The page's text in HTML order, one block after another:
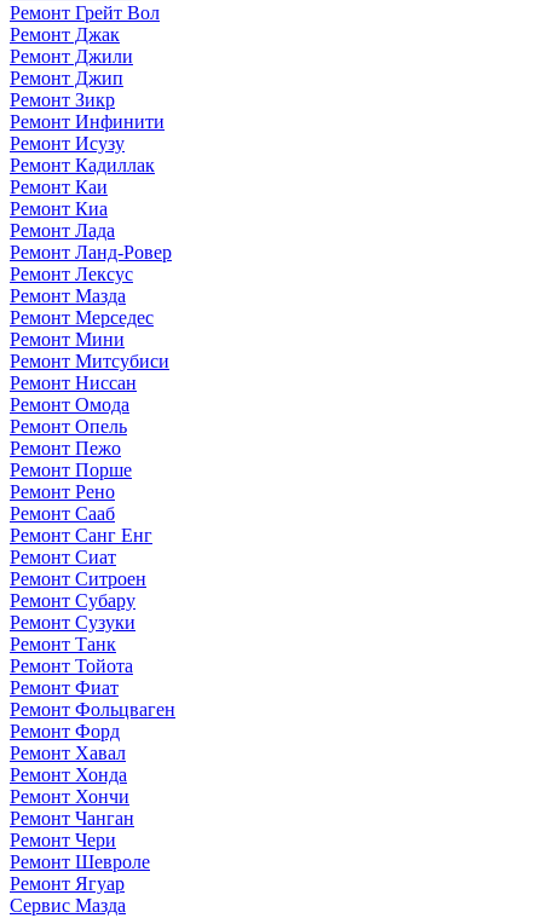
Ремонт Грейт Вол
Ремонт Джак
Ремонт Джили
Ремонт Джип
Ремонт Зикр
Ремонт Инфинити
Ремонт Исузу
Ремонт Кадиллак
Ремонт Каи
Ремонт Киа
Ремонт Лада
Ремонт Ланд-Ровер
Ремонт Лексус
Ремонт Мазда
Ремонт Мерседес
Ремонт Мини
Ремонт Митсубиси
Ремонт Ниссан
Ремонт Омода
Ремонт Опель
Ремонт Пежо
Ремонт Порше
Ремонт Рено
Ремонт Сааб
Ремонт Санг Енг
Ремонт Сиат
Ремонт Ситроен
Ремонт Субару
Ремонт Сузуки
Ремонт Танк
Ремонт Тойота
Ремонт Фиат
Ремонт Фольцваген
Ремонт Форд
Ремонт Хавал
Ремонт Хонда
Ремонт Хончи
Ремонт Чанган
Ремонт Чери
Ремонт Шевроле
Ремонт Ягуар
Сервис Мазда